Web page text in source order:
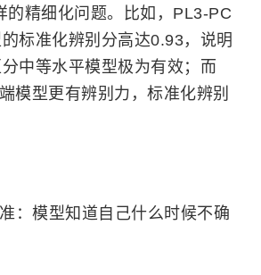
的精细化问题。比如，PL3-PC
标准化辨别分高达0.93，说明
中等水平模型极为有效；而
模型更有辨别力，标准化辨别
：模型知道自己什么时候不确